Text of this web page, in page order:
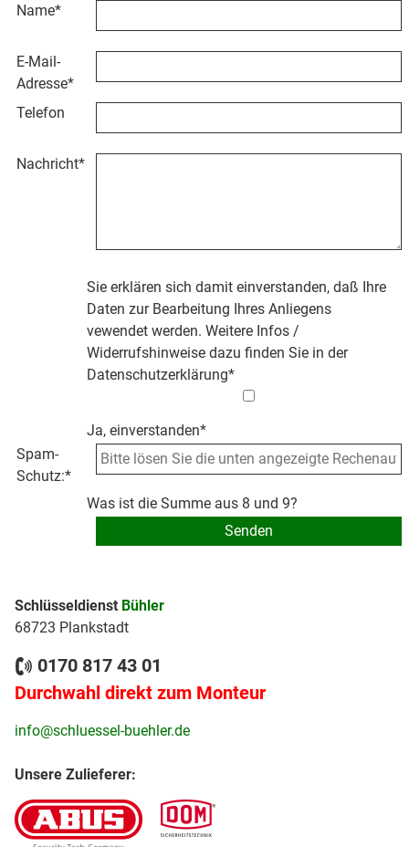
Name*
E-Mail-
Adresse*
Telefon
Nachricht*
Sie erklären sich damit einverstanden, daß Ihre
Daten zur Bearbeitung Ihres Anliegens
vewendet werden. Weitere Infos /
Widerrufshinweise dazu finden Sie in der
Datenschutzerklärung*
Ja, einverstanden*
Spam-
Schutz:*
Was ist die Summe aus 8 und 9?
Schlüsseldienst Bühler
68723 Plankstadt
0170 817 43 01
Durchwahl direkt zum Monteur
info@schluessel-buehler.de
Unsere Zulieferer: